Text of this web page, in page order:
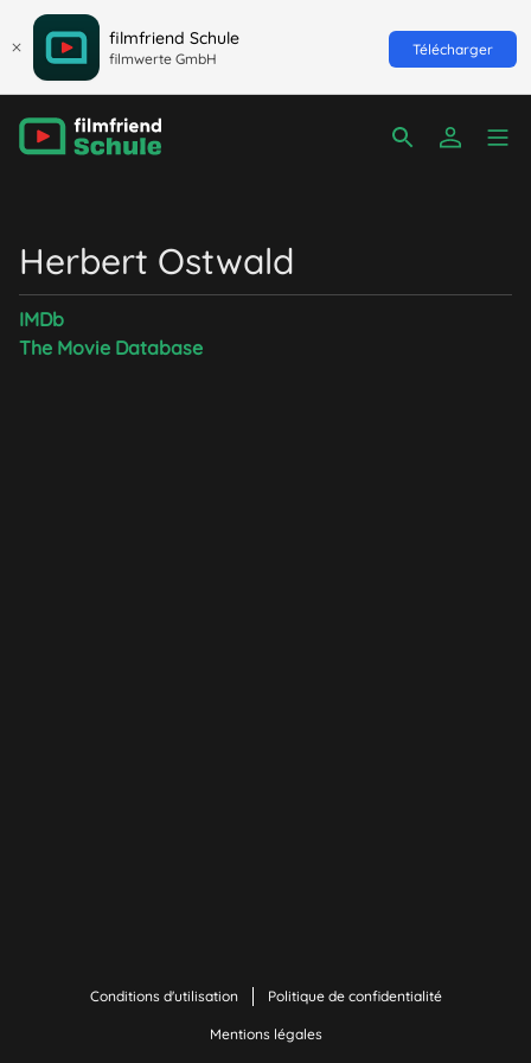
filmfriend Schule
filmwerte GmbH
Télécharger
Herbert Ostwald
IMDb
The Movie Database
Conditions d'utilisation Politique de confidentialité
Mentions légales